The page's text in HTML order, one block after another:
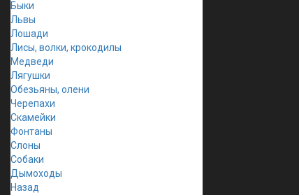
Быки
Львы
Лошади
Лисы, волки, крокодилы
Медведи
Лягушки
Обезьяны, олени
Черепахи
Скамейки
Фонтаны
Слоны
Собаки
Дымоходы
Назад